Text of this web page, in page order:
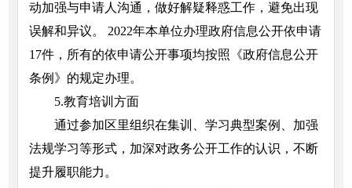
动加强与申请人沟通，做好解疑释惑工作，避免出现
误解和异议。 2022年本单位办理政府信息公开依申请
17件，所有的依申请公开事项均按照《政府信息公开
条例》的规定办理。
5.教育培训方面
通过参加区里组织在集训、学习典型案例、加强
法规学习等形式，加深对政务公开工作的认识，不断
提升履职能力。